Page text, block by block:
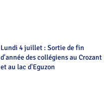
Lundi 4 juillet : Sortie de fin
d'année des collégiens au Crozant
et au lac d'Eguzon